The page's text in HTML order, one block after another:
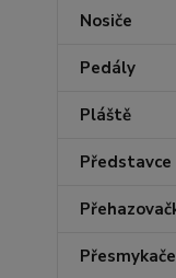
Nosiče
Pedály
Pláště
Představce
Přesmykače